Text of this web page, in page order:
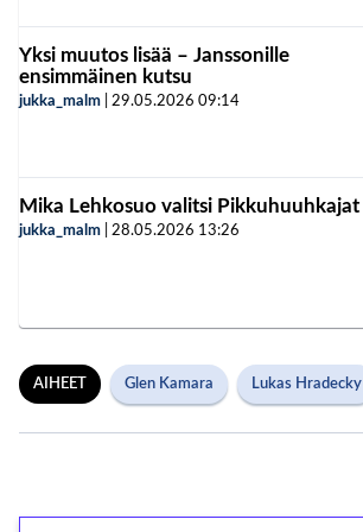
Yksi muutos lisää – Janssonille
ensimmäinen kutsu
jukka_malm 29.05.2026 09:14
Mika Lehkosuo valitsi Pikkuhuuhkajat
jukka_malm 28.05.2026 13:26
AIHEET Glen Kamara Lukas Hradecky